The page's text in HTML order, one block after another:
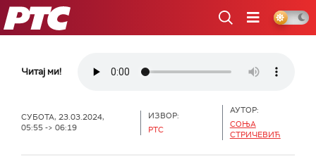
РТС
Читај ми!
СУБОТА, 23.03.2024,
05:55 -> 06:19
ИЗВОР:
РТС
АУТОР:
СОЊА
СТРИЧЕВИЋ